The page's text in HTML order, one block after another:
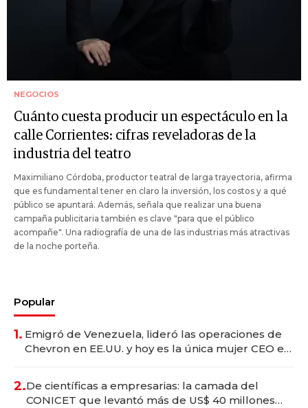
NEGOCIOS
Cuánto cuesta producir un espectáculo en la
calle Corrientes: cifras reveladoras de la
industria del teatro
Maximiliano Córdoba, productor teatral de larga trayectoria, afirma
que es fundamental tener en claro la inversión, los costos y a qué
público se apuntará. Además, señala que realizar una buena
campaña publicitaria también es clave "para que el público
acompañe". Una radiografía de una de las industrias más atractivas
de la noche porteña.
Popular
1. Emigró de Venezuela, lideró las operaciones de
Chevron en EE.UU. y hoy es la única mujer CEO en
2.De científicas a empresarias: la camada del
CONICET que levantó más de US$ 40 millones